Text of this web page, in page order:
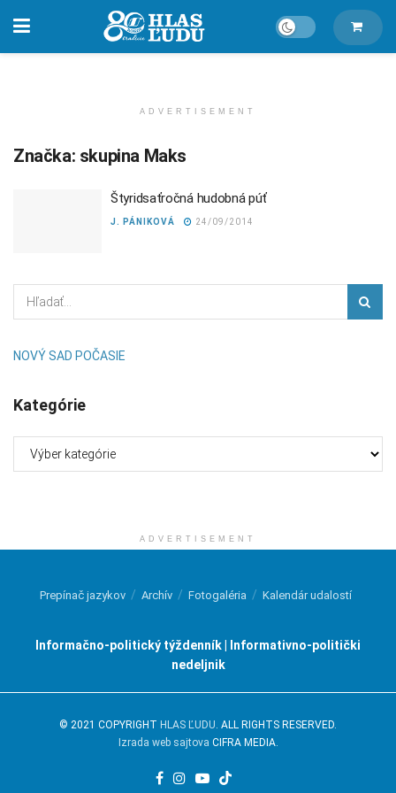
ADVERTISEMENT
Značka: skupina Maks
Štyridsaťročná hudobná púť
J. PÁNIKOVÁ 24/09/2014
NOVÝ SAD POČASIE
Kategórie
ADVERTISEMENT
Prepínač jazykov Archív Fotogaléria Kalendár udalostí
Informačno-politický týždenník | Informativno-politički
nedeljnik
© 2021 COPYRIGHT HLAS ĽUDU . ALL RIGHTS RESERVED.
Izrada web sajtova CIFRA MEDIA.